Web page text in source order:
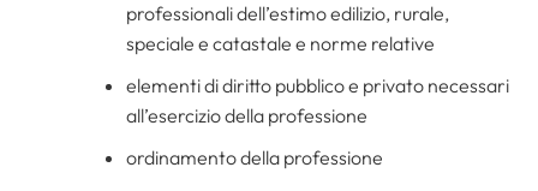
professionali dell’estimo edilizio, rurale,
speciale e catastale e norme relative
elementi di diritto pubblico e privato necessari
all’esercizio della professione
ordinamento della professione